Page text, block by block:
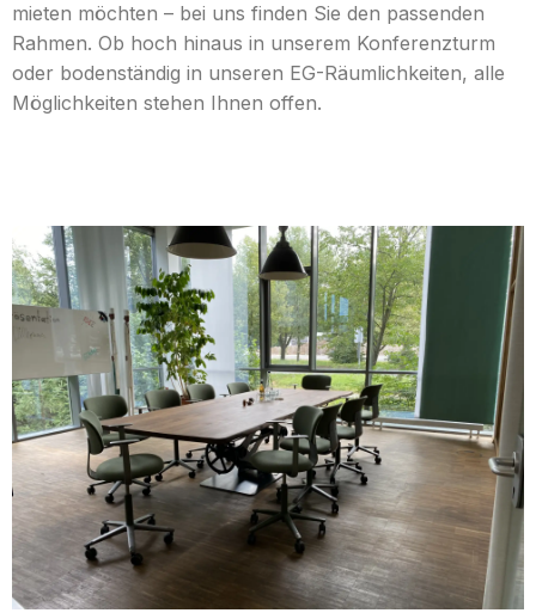
mieten möchten – bei uns finden Sie den passenden
Rahmen. Ob hoch hinaus in unserem Konferenzturm
oder bodenständig in unseren EG-Räumlichkeiten, alle
Möglichkeiten stehen Ihnen offen.